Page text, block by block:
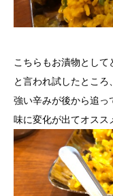
こちらもお漬物として
と言われ試したところ
強い辛みが後から追
味に変化が出てオスス